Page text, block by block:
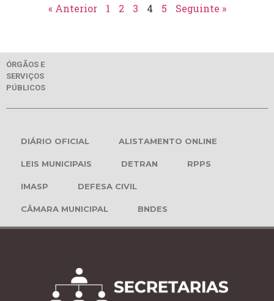
« Anterior 1 2 3 4 5 Seguinte »
ÓRGÃOS E
SERVIÇOS
PÚBLICOS
DIÁRIO OFICIAL ALISTAMENTO ONLINE
LEIS MUNICIPAIS DETRAN RPPS
IMASP DEFESA CIVIL
CÂMARA MUNICIPAL BNDES